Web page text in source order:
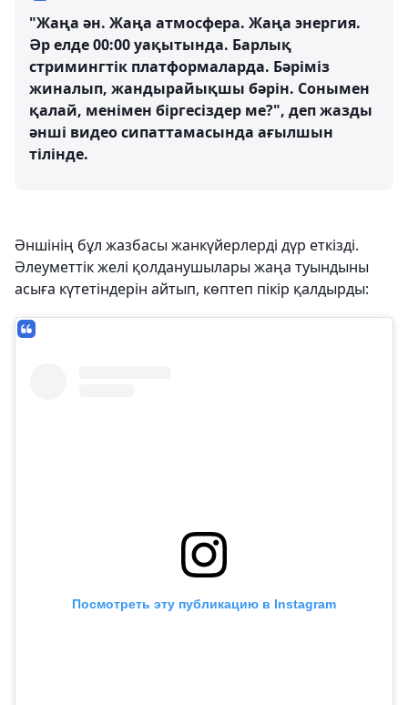
"Жаңа ән. Жаңа атмосфера. Жаңа энергия.
Әр елде 00:00 уақытында. Барлық
стримингтік платформаларда. Бәріміз
жиналып, жандырайықшы бәрін. Сонымен
қалай, менімен біргесіздер ме?", деп жазды
әнші видео сипаттамасында ағылшын
тілінде.
Әншінің бұл жазбасы жанкүйерлерді дүр еткізді.
Әлеуметтік желі қолданушылары жаңа туындыны
асыға күтетіндерін айтып, көптеп пікір қалдырды:
Посмотреть эту публикацию в Instagram